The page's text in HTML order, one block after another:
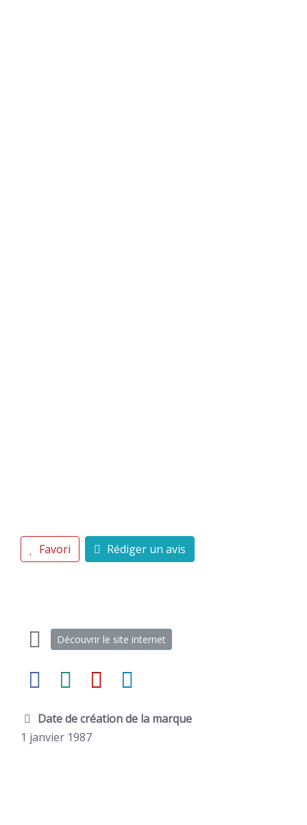
Favori Rédiger un avis
Découvrir le site internet
Date de création de la marque
1 janvier 1987